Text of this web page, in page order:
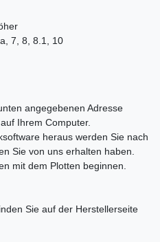
7, 8, 8.1, 10
angegebenen Adresse
Ihrem Computer.
heraus werden Sie nach
Sie von uns erhalten haben.
mit dem Plotten beginnen.
Sie auf der Herstellerseite